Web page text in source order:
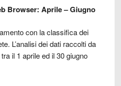
Browser: Aprile – Giugno
con la classifica dei
L’analisi dei dati raccolti da
il 1 aprile ed il 30 giugno